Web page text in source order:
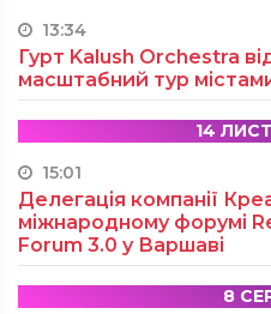
13:34
Гурт Kalush Orchestra
масштабний тур
14
15:01
Делегація компанії
міжнародному форумі
Forum 3.0 у Варшаві
8